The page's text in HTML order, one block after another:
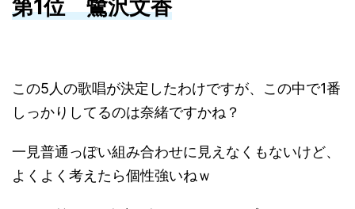
第1位 鷺沢文香
この5人の歌唱が決定したわけですが、この中で1番
しっかりしてるのは奈緒ですかね？
一見普通っぽい組み合わせに見えなくもないけど、
よくよく考えたら個性強いねｗ